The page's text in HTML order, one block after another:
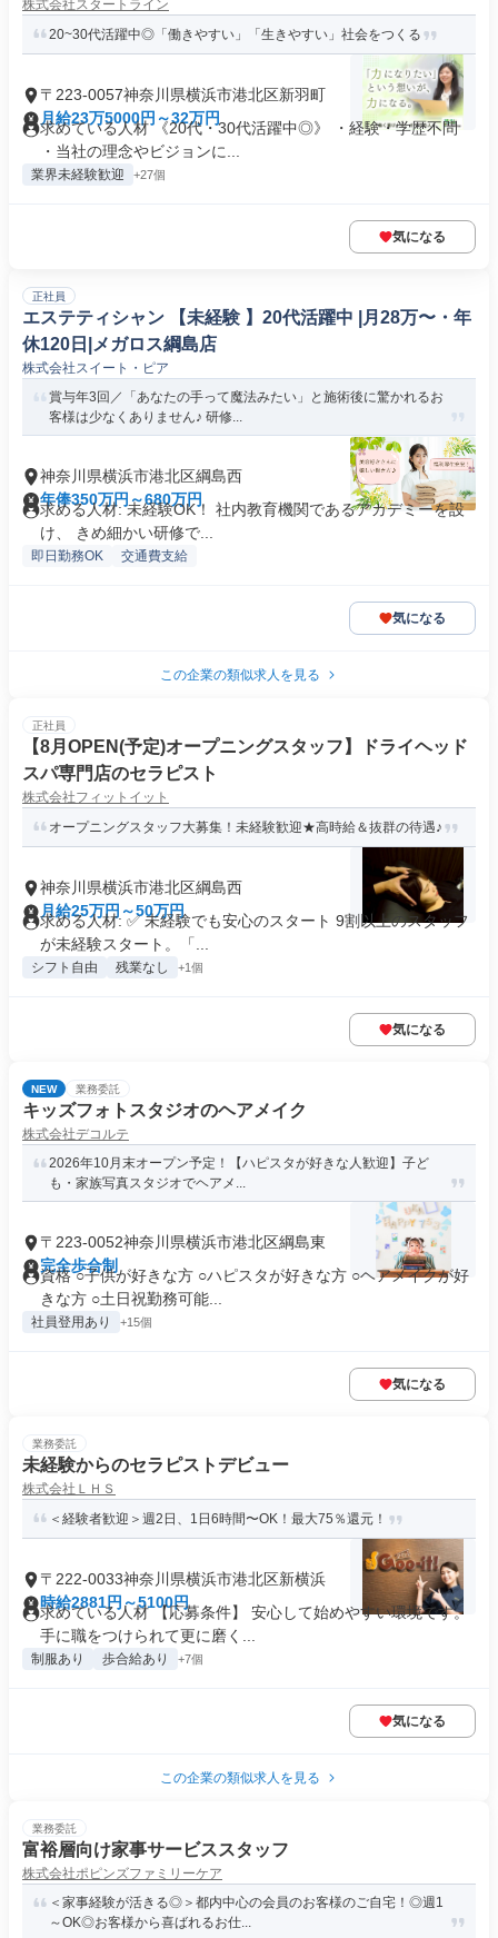
株式会社スタートライン
20~30代活躍中◎「働きやすい」「生きやすい」社会をつくる
〒223-0057神奈川県横浜市港北区新羽町
月給23万5000円～32万円
求めている人材 《20代・30代活躍中◎》 ・経験・学歴不問
・当社の理念やビジョンに...
業界未経験歓迎 +27個
気になる
正社員
エステティシャン 【未経験 】20代活躍中 |月28万〜・年
休120日|メガロス綱島店
株式会社スイート・ピア
賞与年3回／「あなたの手って魔法みたい」と施術後に驚かれるお
客様は少なくありません♪ 研修...
神奈川県横浜市港北区綱島西
年俸350万円～680万円
求める人材: 未経験OK！ 社内教育機関であるアカデミーを設
け、 きめ細かい研修で...
即日勤務OK 交通費支給
気になる
この企業の類似求人を見る
正社員
【8月OPEN(予定)オープニングスタッフ】ドライヘッド
スパ専門店のセラピスト
株式会社フィットイット
オープニングスタッフ大募集！未経験歓迎★高時給＆抜群の待遇♪
神奈川県横浜市港北区綱島西
月給25万円～50万円
求める人材: ✅ 未経験でも安心のスタート 9割以上のスタッフ
が未経験スタート。「...
シフト自由 残業なし +1個
気になる
NEW 業務委託
キッズフォトスタジオのヘアメイク
株式会社デコルテ
2026年10月末オープン予定！【ハピスタが好きな人歓迎】子ど
も・家族写真スタジオでヘアメ...
〒223-0052神奈川県横浜市港北区綱島東
完全歩合制
資格 ○子供が好きな方 ○ハピスタが好きな方 ○ヘアメイクが好
きな方 ○土日祝勤務可能...
社員登用あり +15個
気になる
業務委託
未経験からのセラピストデビュー
株式会社ＬＨＳ
＜経験者歓迎＞週2日、1日6時間〜OK！最大75％還元！
〒222-0033神奈川県横浜市港北区新横浜
時給2881円～5100円
求めている人材 【応募条件】 安心して始めやすい環境です。
手に職をつけられて更に磨く...
制服あり 歩合給あり +7個
気になる
この企業の類似求人を見る
業務委託
富裕層向け家事サービススタッフ
株式会社ポピンズファミリーケア
＜家事経験が活きる◎＞都内中心の会員のお客様のご自宅！◎週1
～OK◎お客様から喜ばれるお仕...